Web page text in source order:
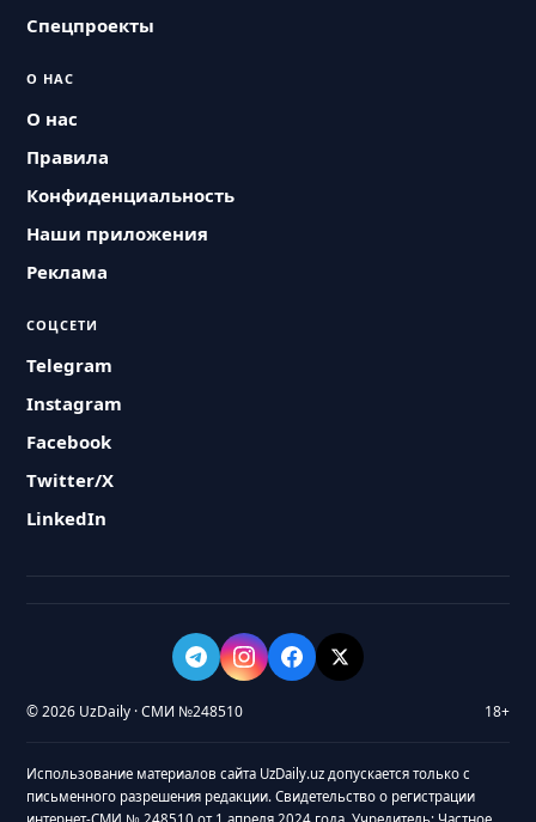
Спецпроекты
О НАС
О нас
Правила
Конфиденциальность
Наши приложения
Реклама
СОЦСЕТИ
Telegram
Instagram
Facebook
Twitter/X
LinkedIn
© 2026 UzDaily · СМИ №248510 18+
Использование материалов сайта UzDaily.uz допускается только с
письменного разрешения редакции. Свидетельство о регистрации